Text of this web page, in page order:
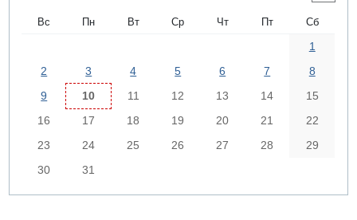
Вс Пн Вт Ср Чт Пт Сб
1
2
3 4 5 6 7
8
9
10 11 12 13 14
15
16
17 18 19 20 21
22
23
24 25 26 27 28
29
30
31